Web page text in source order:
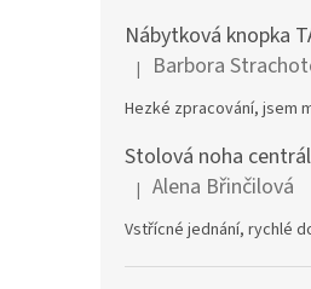
Hodnocení produktu je 5
| Barbora
Hezké zpracování, jsem
Hodnocení produktu je 5
| Alena Břinčilová
Vstřícné jednání, rychlé